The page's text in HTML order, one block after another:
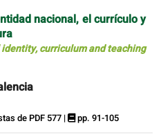
nacional, el currículo y
curriculum and teaching
de PDF 577 | pp. 91-105